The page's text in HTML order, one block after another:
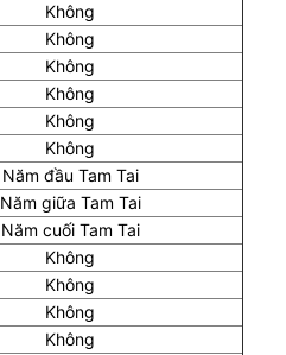
Không
Không
Không
Không
Không
Không
Năm đầu Tam Tai
Năm giữa Tam Tai
Năm cuối Tam Tai
Không
Không
Không
Không